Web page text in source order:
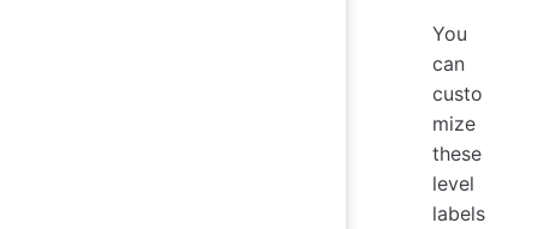
You
can
custo
mize
these
level
labels